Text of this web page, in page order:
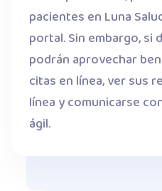
pacientes en Luna
portal. Sin embargo, si
podrán aprovechar
citas en línea, ver sus
línea y comunicarse
ágil.